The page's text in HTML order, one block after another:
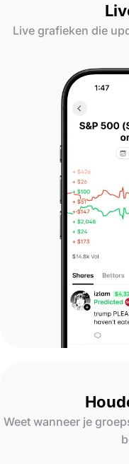
Live grafieken die
Weet wanneer je